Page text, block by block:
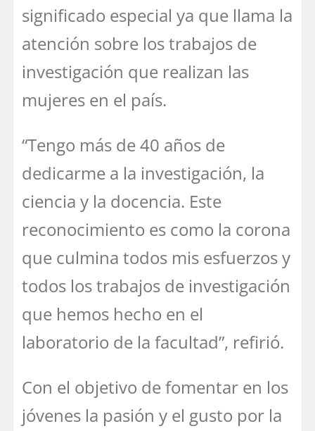
significado especial ya que llama la
atención sobre los trabajos de
investigación que realizan las
mujeres en el país.
“Tengo más de 40 años de
dedicarme a la investigación, la
ciencia y la docencia. Este
reconocimiento es como la corona
que culmina todos mis esfuerzos y
todos los trabajos de investigación
que hemos hecho en el
laboratorio de la facultad”, refirió.
Con el objetivo de fomentar en los
jóvenes la pasión y el gusto por la